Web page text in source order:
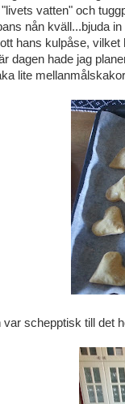
vatten" och
nån kväll...bjuda
hans kulpåse, vilket
dagen hade jag
lite
var schepptisk till det